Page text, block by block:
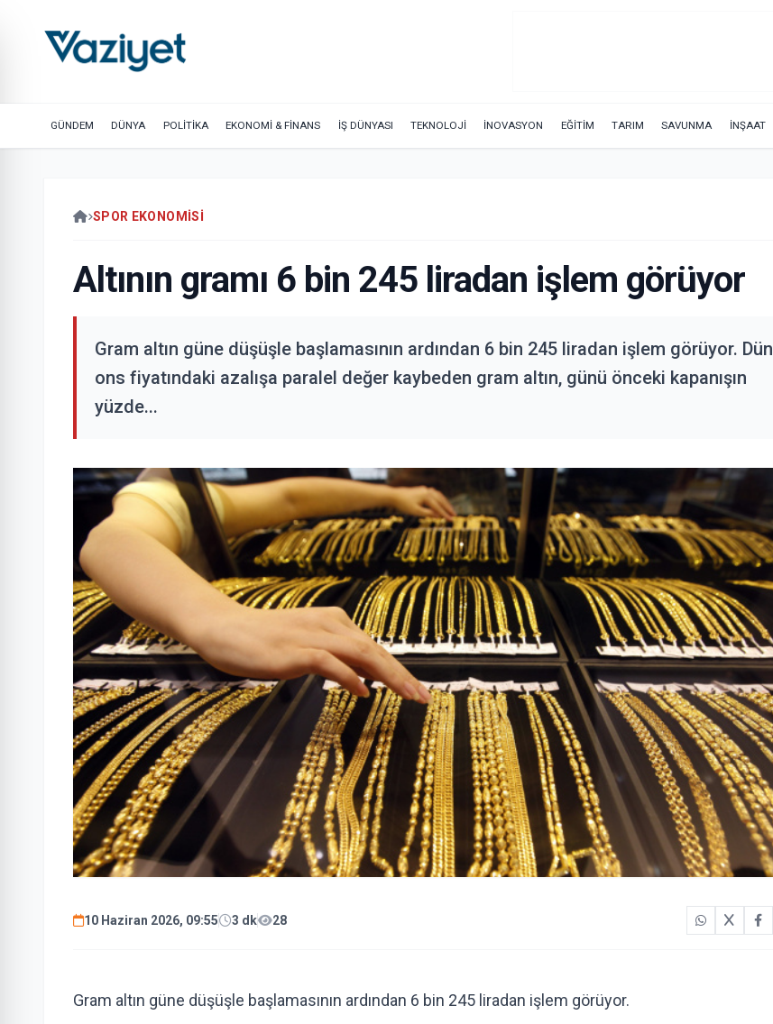
GÜNDEM DÜNYA POLİTİKA EKONOMİ & FİNANS İŞ DÜNYASI TEKNOLOJİ İNOVASYON EĞİTİM TARIM SAVUNMA İNŞAAT
SPOR EKONOMISI
Altının gramı 6 bin 245 liradan işlem görüyor
Gram altın güne düşüşle başlamasının ardından 6 bin 245 liradan işlem görüyor. Dün
ons fiyatındaki azalışa paralel değer kaybeden gram altın, günü önceki kapanışın
yüzde...
10 Haziran 2026, 09:55 3 dk 28
Gram altın güne düşüşle başlamasının ardından 6 bin 245 liradan işlem görüyor.